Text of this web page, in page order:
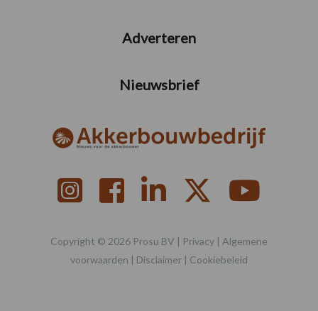
Adverteren
Nieuwsbrief
Copyright © 2026 Prosu BV | Privacy | Algemene
voorwaarden | Disclaimer | Cookiebeleid